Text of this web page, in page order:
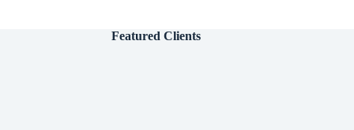
Featured Clients